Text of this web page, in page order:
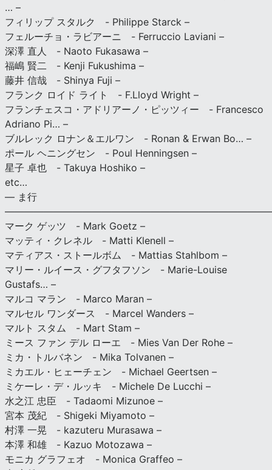
… –
フィリップ スタルク - Philippe Starck –
フェルーチョ・ラビアーニ - Ferruccio Laviani –
深澤 直人 - Naoto Fukasawa –
福嶋 賢二 - Kenji Fukushima –
藤井 信哉 - Shinya Fuji –
フランク ロイド ライト - F.Lloyd Wright –
フランチェスコ・アドリアーノ・ピッツィー - Francesco
Adriano Pi… –
ブルレック ロナン＆エルワン - Ronan & Erwan Bo… –
ポール ヘニングセン - Poul Henningsen –
星子 卓也 - Takuya Hoshiko –
etc…
— ま行
マーク ゲッツ - Mark Goetz –
マッティ・クレネル - Matti Klenell –
マティアス・ストールボム - Mattias Stahlbom –
マリー・ルイース・グフタフソン - Marie-Louise
Gustafs… –
マルコ マラン - Marco Maran –
マルセル ワンダース - Marcel Wanders –
マルト スタム - Mart Stam –
ミース ファン デル ローエ - Mies Van Der Rohe –
ミカ・トルバネン - Mika Tolvanen –
ミカエル・ヒェーチェン - Michael Geertsen –
ミケーレ・デ・ルッキ - Michele De Lucchi –
水之江 忠臣 - Tadaomi Mizunoe –
宮本 茂紀 - Shigeki Miyamoto –
村澤 一晃 - kazuteru Murasawa –
本澤 和雄 - Kazuo Motozawa –
モニカ グラフェオ - Monica Graffeo –